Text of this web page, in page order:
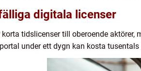
digitala licenser
tidslicenser till oberoende
under ett dygn kan kosta tusentals